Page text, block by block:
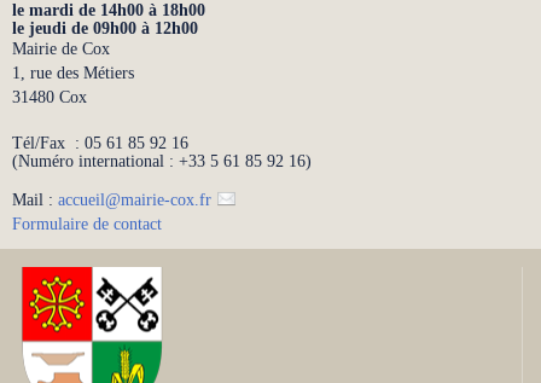
le mardi de 14h00 à 18h00
le jeudi de 09h00 à 12h00
Mairie de Cox
1, rue des Métiers
31480 Cox
Tél/Fax : 05 61 85 92 16
(Numéro international : +33 5 61 85 92 16)
Mail : accueil@mairie-cox.fr
Formulaire de contact